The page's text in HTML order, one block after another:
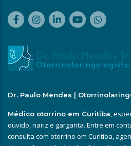
Dr. Paulo Mendes |
Médico otorrino em Curitiba,
ouvido, nariz e garganta. Entre em
consulta com otorrino em Curitiba,